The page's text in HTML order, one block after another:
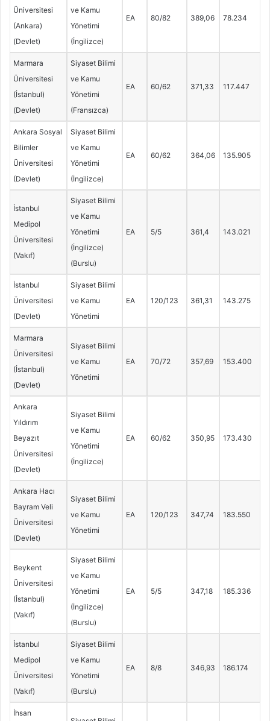
Üniversitesi
(Ankara)
(Devlet)
ve Kamu
Yönetimi
(İngilizce)
EA 80/82 389,06 78.234
Marmara
Üniversitesi
(İstanbul)
(Devlet)
Siyaset Bilimi
ve Kamu
Yönetimi
(Fransızca)
EA 60/62 371,33 117.447
Ankara Sosyal
Bilimler
Üniversitesi
(Devlet)
Siyaset Bilimi
ve Kamu
Yönetimi
(İngilizce)
EA 60/62 364,06 135.905
İstanbul
Medipol
Üniversitesi
(Vakıf)
Siyaset Bilimi
ve Kamu
Yönetimi
(İngilizce)
(Burslu)
EA 5/5 361,4 143.021
İstanbul
Üniversitesi
(Devlet)
Siyaset Bilimi
ve Kamu
Yönetimi
EA 120/123 361,31 143.275
Marmara
Üniversitesi
(İstanbul)
(Devlet)
Siyaset Bilimi
ve Kamu
Yönetimi
EA 70/72 357,69 153.400
Ankara
Yıldırım
Beyazıt
Üniversitesi
(Devlet)
Siyaset Bilimi
ve Kamu
Yönetimi
(İngilizce)
EA 60/62 350,95 173.430
Ankara Hacı
Bayram Veli
Üniversitesi
(Devlet)
Siyaset Bilimi
ve Kamu
Yönetimi
EA 120/123 347,74 183.550
Beykent
Üniversitesi
(İstanbul)
(Vakıf)
Siyaset Bilimi
ve Kamu
Yönetimi
(İngilizce)
(Burslu)
EA 5/5 347,18 185.336
İstanbul
Medipol
Üniversitesi
(Vakıf)
Siyaset Bilimi
ve Kamu
Yönetimi
(Burslu)
EA 8/8 346,93 186.174
İhsan